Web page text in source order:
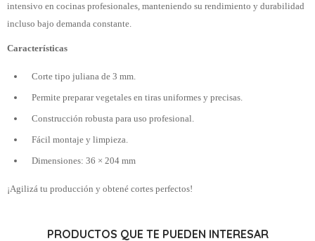
intensivo en cocinas profesionales, manteniendo su rendimiento y durabilidad
incluso bajo demanda constante.
Características
Corte tipo juliana de 3 mm.
Permite preparar vegetales en tiras uniformes y precisas.
Construcción robusta para uso profesional.
Fácil montaje y limpieza.
Dimensiones: 36 × 204 mm
¡Agilizá tu producción y obtené cortes perfectos!
PRODUCTOS QUE TE PUEDEN INTERESAR